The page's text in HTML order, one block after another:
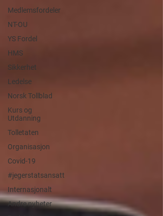
Medlemsfordeler
NT-OU
YS Fordel
HMS
Sikkerhet
Ledelse
Norsk Tollblad
Kurs og
Utdanning
Tolletaten
Organisasjon
Covid-19
#jegerstatsansatt
Internasjonalt
Andre nyheter